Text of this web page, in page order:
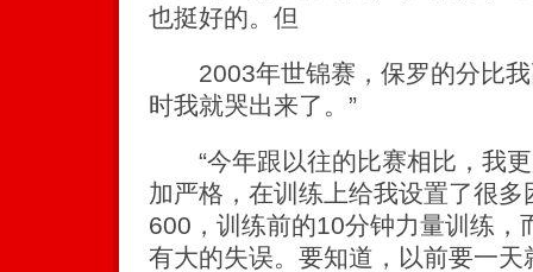
也挺好的。但
2003年世锦赛，保罗的分比我
时我就哭出来了。”
“今年跟以往的比赛相比，我更
加严格，在训练上给我设置了很
600，训练前的10分钟力量训练，
有大的失误。要知道，以前要一